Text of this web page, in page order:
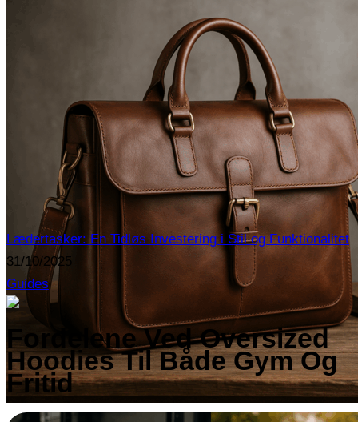
Lædertasker: En Tidløs Investering i Stil og Funktionalitet
31/10/2025
Guides
Fordelene Ved Oversized
Hoodies Til Både Gym Og
Fritid